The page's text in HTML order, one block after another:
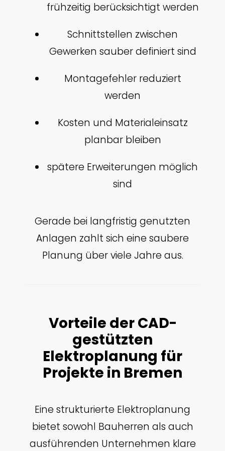
frühzeitig berücksichtigt werden
Schnittstellen zwischen
Gewerken sauber definiert sind
Montagefehler reduziert
werden
Kosten und Materialeinsatz
planbar bleiben
spätere Erweiterungen möglich
sind
Gerade bei langfristig genutzten
Anlagen zahlt sich eine saubere
Planung über viele Jahre aus.
Vorteile der CAD-
gestützten
Elektroplanung für
Projekte in Bremen
Eine strukturierte Elektroplanung
bietet sowohl Bauherren als auch
ausführenden Unternehmen klare